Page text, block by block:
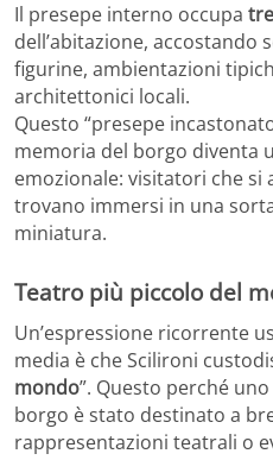
Il presepe interno occupa
dell’abitazione, accostando
figurine, ambientazioni
architettonici locali.
Questo “presepe
memoria del borgo diventa
emozionale: visitatori che si
trovano immersi in una
miniatura.
Teatro più piccolo del
Un’espressione ricorrente
media è che Scilironi
mondo”. Questo perché
borgo è stato destinato a
rappresentazioni teatrali o